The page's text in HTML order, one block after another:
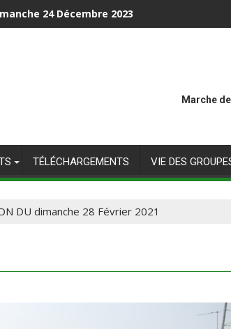
en famille
Marche
TÉLÉCHARGEMENTS VIE DES
DU dimanche 28 Février 2021